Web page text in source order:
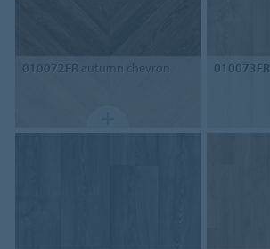
010072FR autumn chevron 010073FR